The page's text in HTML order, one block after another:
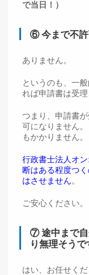
で当日！）
⑥ 今まで不許
ありません。
というのも、一
れば申請書は受理
つまり、申請書
可になりません
もかかりません。
行政書士法人オ
断はある程度つ
はさせません。
ご安心ください。
⑦ 途中まで自
り無理そう
はい、お任せくだ